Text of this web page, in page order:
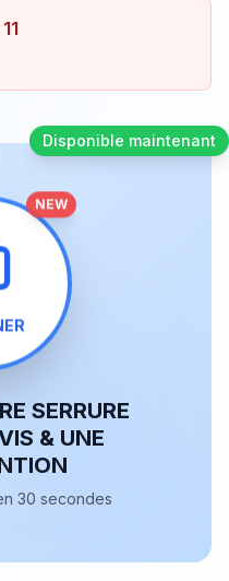
11
NEW
SERRURE
& UNE
30 secondes
Disponible maintenant